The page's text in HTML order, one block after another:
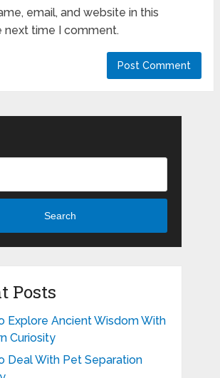
email, and website in this
next time I comment.
Search
Posts
Explore Ancient Wisdom With
Curiosity
Deal With Pet Separation